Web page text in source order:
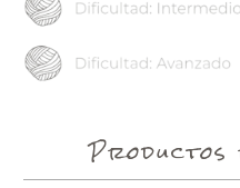
Productos